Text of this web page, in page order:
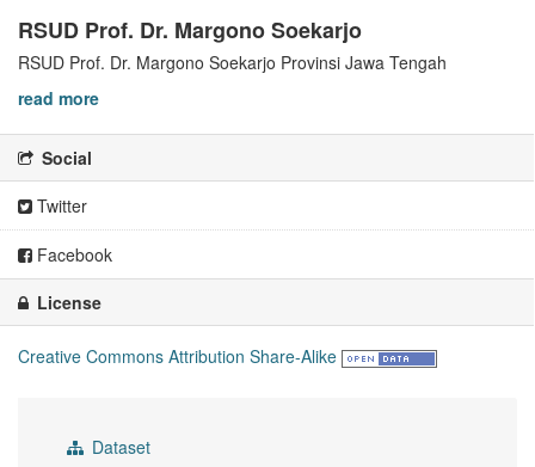
RSUD Prof. Dr. Margono Soekarjo
RSUD Prof. Dr. Margono Soekarjo Provinsi Jawa Tengah
read more
Social
Twitter
Facebook
License
Creative Commons Attribution Share-Alike
Dataset